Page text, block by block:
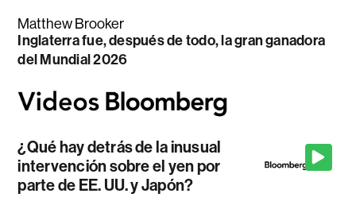
Matthew Brooker
Inglaterra fue, después de todo, la gran ganadora
del Mundial 2026
¿Qué hay detrás de la inusual
intervención sobre el yen por
parte de EE. UU. y Japón?